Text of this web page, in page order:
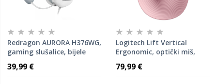
Redragon AURORA H376WG,
gaming slušalice, bijele
39,99 €
Logitech Lift Vertical
Ergonomic, optički miš,
006478)
79,99 €